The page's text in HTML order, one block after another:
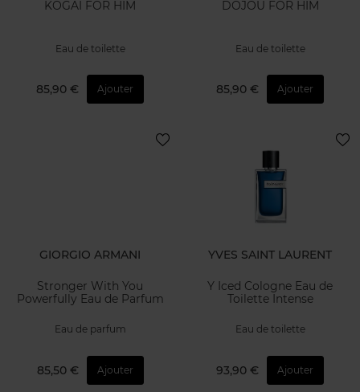
KOGAÏ FOR HIM
Eau de toilette
85,90 € Ajouter
DOJOU FOR HIM
Eau de toilette
85,90 € Ajouter
GIORGIO ARMANI
Stronger With You
Powerfully Eau de Parfum
Eau de parfum
85,50 € Ajouter
YVES SAINT LAURENT
Y Iced Cologne Eau de
Toilette Intense
Eau de toilette
93,90 € Ajouter